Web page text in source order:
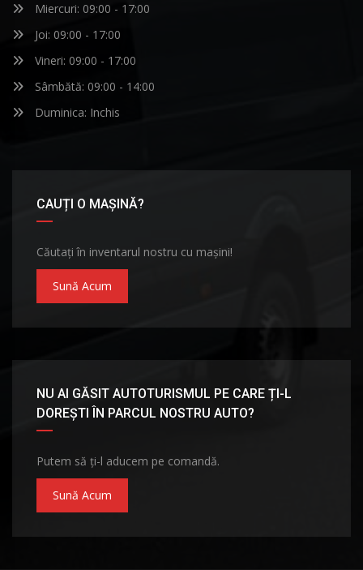
Miercuri: 09:00 - 17:00
Joi: 09:00 - 17:00
Vineri: 09:00 - 17:00
Sâmbătă: 09:00 - 14:00
Duminica: Inchis
CAUȚI O MAȘINĂ?
Căutați în inventarul nostru cu mașini!
Sună Acum
NU AI GĂSIT AUTOTURISMUL PE CARE ȚI-L
DOREȘTI ÎN PARCUL NOSTRU AUTO?
Putem să ți-l aducem pe comandă.
Sună Acum